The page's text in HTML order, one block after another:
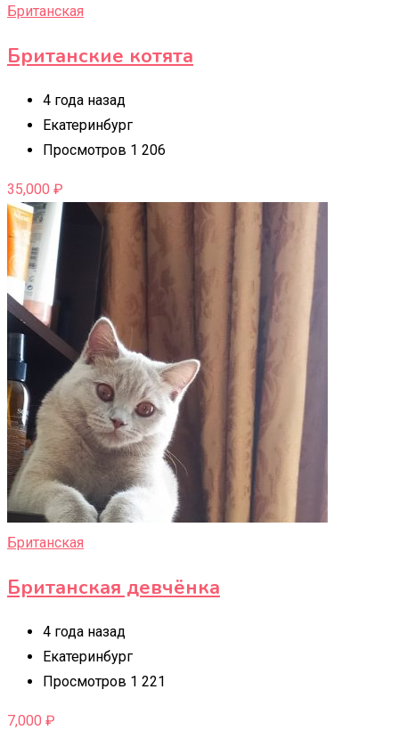
Британская
Британские котята
4 года назад
Екатеринбург
Просмотров 1 206
35,000 ₽
Британская
Британская девчëнка
4 года назад
Екатеринбург
Просмотров 1 221
7,000 ₽